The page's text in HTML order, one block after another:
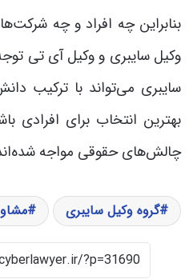
بنابراین چه افراد و چه
وکیل سایبری و وکیل آی تی
سایبری می‌تواند با ترکیب
بهترین انتخاب برای افرادی
چالش‌های حقوقی مواجه
گروه وکیل سایبری